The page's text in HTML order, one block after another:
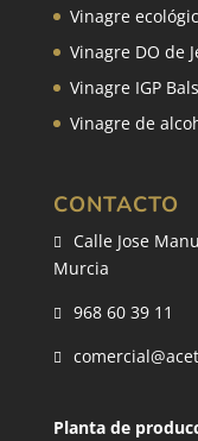
Vinagre
Vinagre DO de
Vinagre IGP
Vinagre de
CONTACTO

Calle Jose
Murcia
 968 60 39 11

Planta de